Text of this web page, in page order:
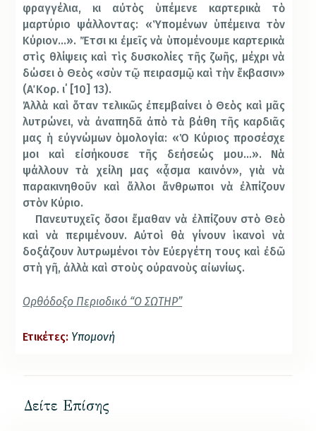
φραγγέλια,κι αὐτὸς ὑπέμενε καρτερικὰ
τὸ
μαρτύριο ψάλλοντας: «Ὑπομένων ὑπέμεινα τὸν
Κύριον…». Ἔτσι κι ἐμεῖς νὰ ὑπομένουμε καρτερικὰ
στὶς θλίψεις καὶ τὶς δυσκολίες τῆς ζωῆς, μέχρι νὰ
δώσει ὁ Θεὸς «σὺν τῷ πειρασμῷ καὶ τὴν ἔκβασιν»
(Α΄ Κορ. ι΄ [10] 13).
Ἀλλὰ καὶ ὅταν τελικῶς ἐπεμβαίνει ὁ Θεὸς καὶ μᾶς
λυτρώνει, νὰ ἀναπηδᾶ ἀπὸ τὰ βάθη τῆς καρδιᾶς
μας ἡ εὐγνώμων ὁμολογία: «Ὁ Κύριος προσέσχε
μοι καὶ εἰσήκουσε τῆς δεήσεώς μου…». Νὰ
ψάλλουν τὰ χείλη μας «ᾆσμα καινόν», γιὰ νὰ
παρακινηθοῦν καὶ ἄλλοι ἄνθρωποι νὰ ἐλπίζουν
στὸν Κύριο.
Πανευτυχεῖς ὅσοι ἔμαθαν νὰ ἐλπίζουν στὸ Θεὸ
καὶ νὰ περιμένουν. Αὐτοὶ θὰ γίνουν ἱκανοὶ νὰ
δοξάζουν λυτρωμένοι τὸν Εὐεργέτη τους καὶ ἐδῶ
στὴ γῆ, ἀλλὰ καὶ στοὺς οὐρανοὺς αἰωνίως.
Ορθόδοξο Περιοδικό “Ο ΣΩΤΗΡ”
Ετικέτες: Υπομονή
Δείτε Επίσης